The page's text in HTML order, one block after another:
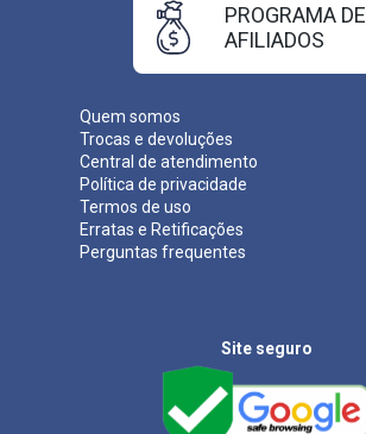
Quem somos
Trocas e devoluções
Central de atendimento
Política de privacidade
Termos de uso
Erratas e Retificações
Perguntas frequentes
PROGRAMA DE
AFILIADOS
Site seguro